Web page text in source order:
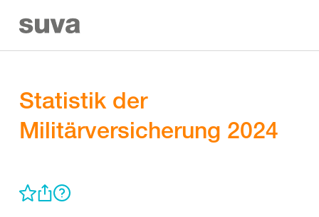
Statistik der
Militärversicherung 2024